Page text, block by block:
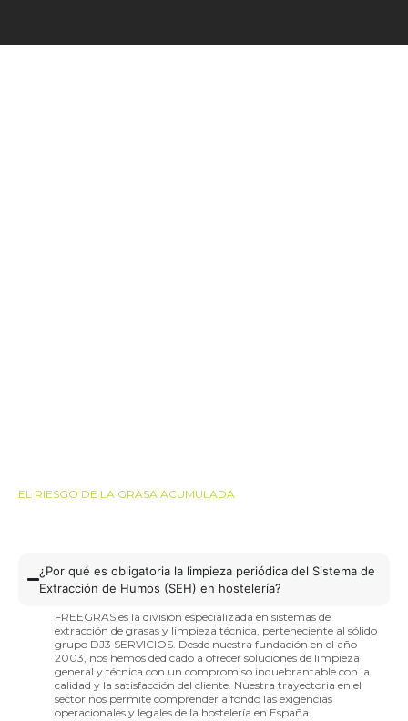
EL RIESGO DE LA GRASA ACUMULADA
¿Por qué es obligatoria la limpieza periódica del Sistema de
Extracción de Humos (SEH) en hostelería?
FREEGRAS es la división especializada en sistemas de
extracción de grasas y limpieza técnica, perteneciente al sólido
grupo DJ3 SERVICIOS. Desde nuestra fundación en el año
2003, nos hemos dedicado a ofrecer soluciones de limpieza
general y técnica con un compromiso inquebrantable con la
calidad y la satisfacción del cliente. Nuestra trayectoria en el
sector nos permite comprender a fondo las exigencias
operacionales y legales de la hostelería en España.